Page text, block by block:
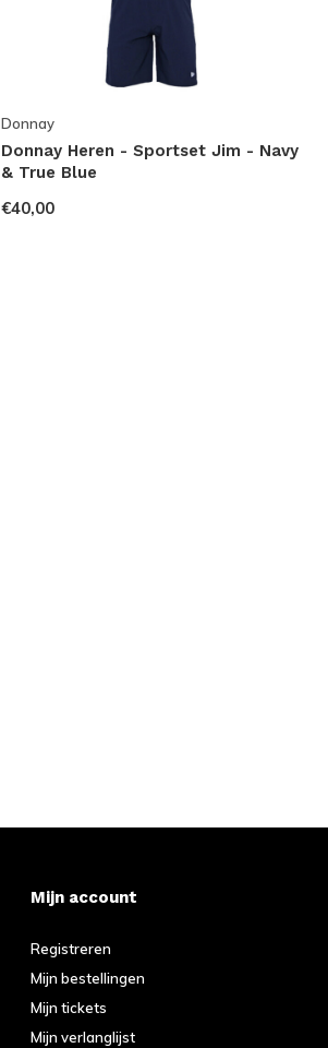
Donnay
Donnay Heren - Sportset Jim - Navy
& True Blue
€40,00
Mijn account
Registreren
Mijn bestellingen
Mijn tickets
Mijn verlanglijst